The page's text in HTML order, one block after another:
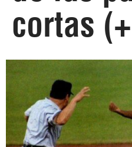
cortas